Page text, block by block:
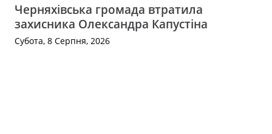
Черняхівська громада втратила
захисника Олександра Капустіна
Субота, 8 Серпня, 2026